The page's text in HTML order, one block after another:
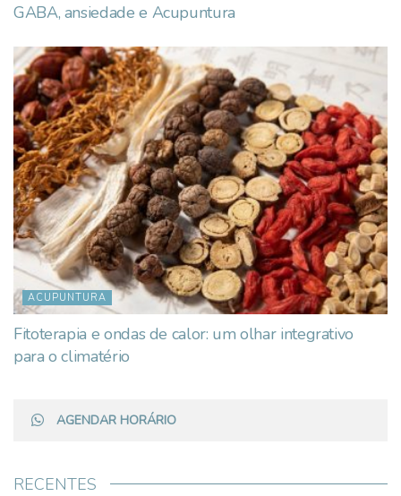
GABA, ansiedade e Acupuntura
ACUPUNTURA
Fitoterapia e ondas de calor: um olhar integrativo
para o climatério
AGENDAR HORÁRIO
RECENTES